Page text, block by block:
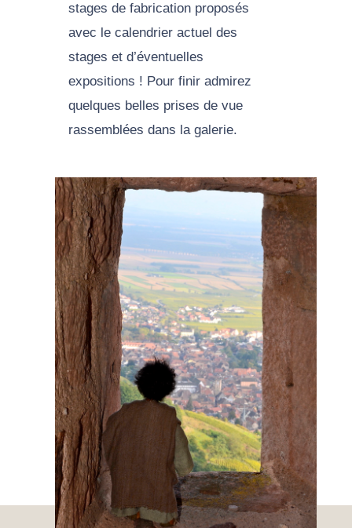
stages de fabrication proposés
avec le calendrier actuel des
stages et d’éventuelles
expositions ! Pour finir admirez
quelques belles prises de vue
rassemblées dans la galerie.